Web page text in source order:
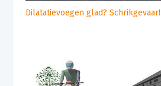
Dilatatievoegen glad? Schrikgevaar!